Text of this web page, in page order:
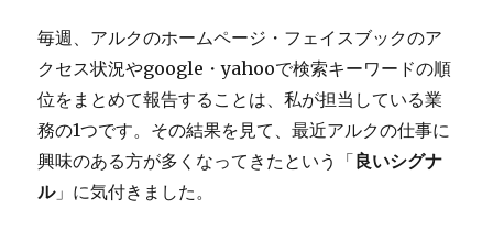
毎週、アルクのホームページ・フェイスブックのア
クセス状況やgoogle・yahooで検索キーワードの順
位をまとめて報告することは、私が担当している業
務の1つです。その結果を見て、最近アルクの仕事に
興味のある方が多くなってきたという「良いシグナ
ル」に気付きました。